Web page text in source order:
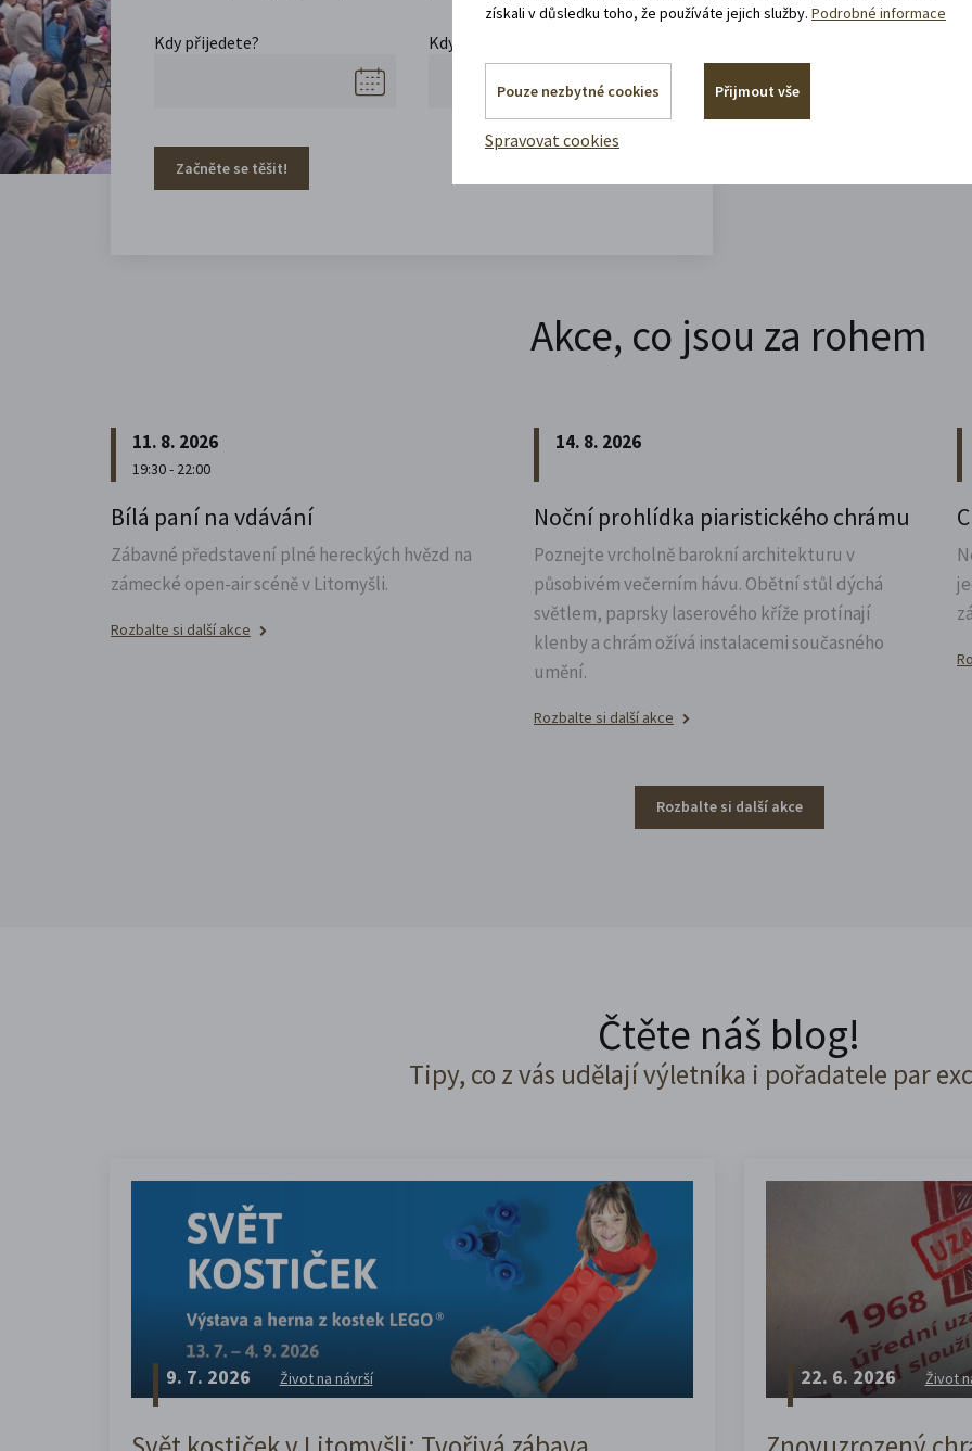
Kdy přijedete? Kdy se vracíte domů?
Začněte se těšit!
Akce, co jsou za rohem
11. 8. 2026
19:30 - 22:00
Bílá paní na vdávání
Zábavné představení plné hereckých hvězd na
zámecké open-air scéně v Litomyšli.
Rozbalte si další akce
14. 8. 2026
Noční prohlídka piaristického chrámu
Poznejte vrcholně barokní architekturu v
působivém večerním hávu. Obětní stůl dýchá
světlem, paprsky laserového kříže protínají
klenby a chrám ožívá instalacemi současného
umění.
Rozbalte si další akce
Rozbalte si další akce
Čtěte náš blog!
Tipy, co z vás udělají výletníka i pořadatele par
9. 7. 2026 Život na návrší 22. 6. 2026 Život
získali v důsledku toho, že používáte jejich služby.Podrobné informace
Pouze nezbytné cookies Přijmout vše
Spravovat cookies